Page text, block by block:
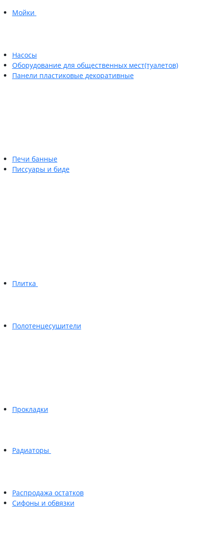
Мойки
Насосы
Оборудование для общественных мест(туалетов)
Панели пластиковые декоративные
Печи банные
Писсуары и биде
Плитка
Полотенцесушители
Прокладки
Радиаторы
Распродажа остатков
Сифоны и обвязки